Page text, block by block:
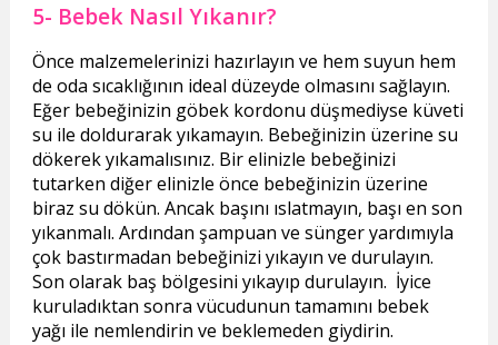
5- Bebek Nasıl Yıkanır?
Önce malzemelerinizi hazırlayın ve hem suyun hem
de oda sıcaklığının ideal düzeyde olmasını sağlayın.
Eğer bebeğinizin göbek kordonu düşmediyse küveti
su ile doldurarak yıkamayın. Bebeğinizin üzerine su
dökerek yıkamalısınız. Bir elinizle bebeğinizi
tutarken diğer elinizle önce bebeğinizin üzerine
biraz su dökün. Ancak başını ıslatmayın, başı en son
yıkanmalı. Ardından şampuan ve sünger yardımıyla
çok bastırmadan bebeğinizi yıkayın ve durulayın.
Son olarak baş bölgesini yıkayıp durulayın. İyice
kuruladıktan sonra vücudunun tamamını bebek
yağı ile nemlendirin ve beklemeden giydirin.